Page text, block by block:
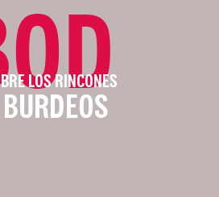
LOS RINCONES
BURDEOS